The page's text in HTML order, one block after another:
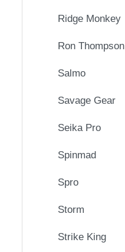
Ridge Monkey
Ron Thompson
Salmo
Savage Gear
Seika Pro
Spinmad
Spro
Storm
Strike King